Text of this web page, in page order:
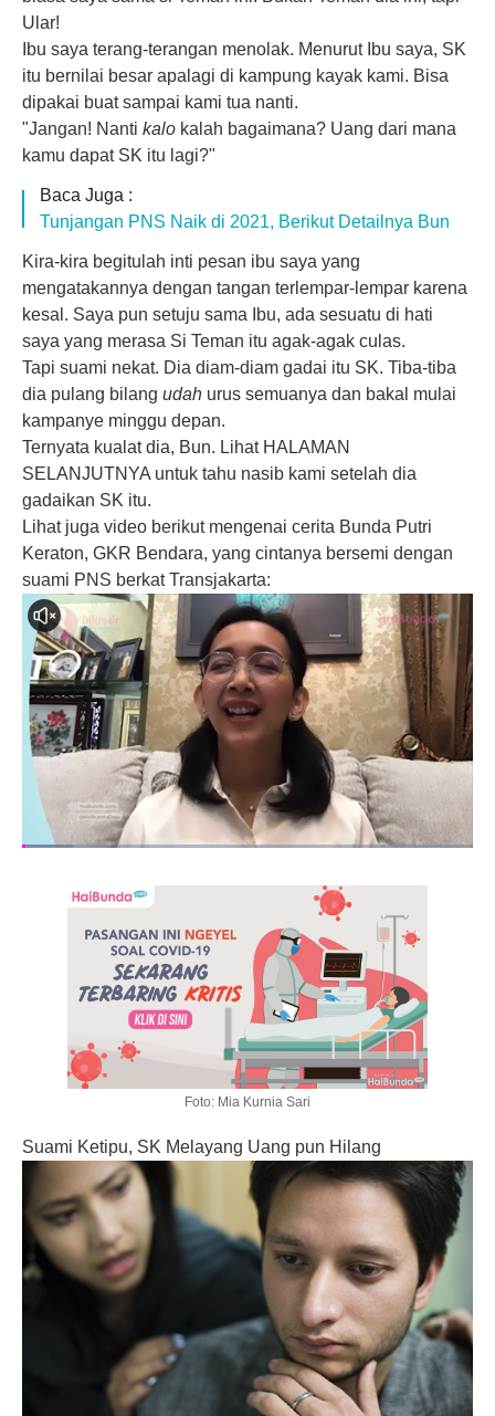
Ular!
Ibu saya terang-terangan menolak. Menurut Ibu saya, SK
itu bernilai besar apalagi di kampung kayak kami. Bisa
dipakai buat sampai kami tua nanti.
"Jangan! Nanti kalo kalah bagaimana? Uang dari mana
kamu dapat SK itu lagi?"
Baca Juga :
Tunjangan PNS Naik di 2021, Berikut Detailnya Bun
Kira-kira begitulah inti pesan ibu saya yang
mengatakannya dengan tangan terlempar-lempar karena
kesal. Saya pun setuju sama Ibu, ada sesuatu di hati
saya yang merasa Si Teman itu agak-agak culas.
Tapi suami nekat. Dia diam-diam gadai itu SK. Tiba-tiba
dia pulang bilang udah urus semuanya dan bakal mulai
kampanye minggu depan.
Ternyata kualat dia, Bun. Lihat HALAMAN
SELANJUTNYA untuk tahu nasib kami setelah dia
gadaikan SK itu.
Lihat juga video berikut mengenai cerita Bunda Putri
Keraton, GKR Bendara, yang cintanya bersemi dengan
suami PNS berkat Transjakarta:
Foto: Mia Kurnia Sari
Suami Ketipu, SK Melayang Uang pun Hilang